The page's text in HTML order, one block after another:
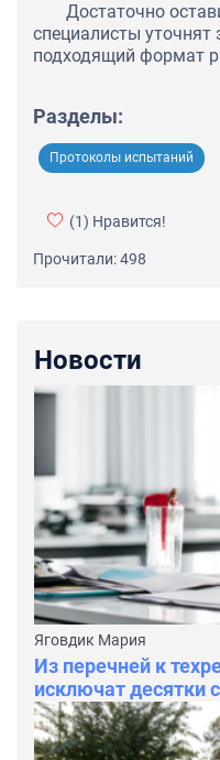
Достаточно
специалисты
подходящий формат
Разделы:
Протоколы испытаний
(1) Нравится!
Прочитали: 498
Новости
Яговдик Мария
Из перечней к
исключат десятки